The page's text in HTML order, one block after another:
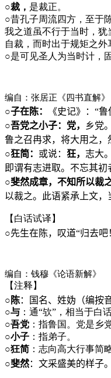
○裁， 是裁正。
○昔孔子周流四方，至于
我之道虽不行于当时，
自裁，而时出于规矩之
○是可见圣人为当时计，
编自：张居正《四书直解》
○子在陈：
《史记》：“
○吾党之小子：党， 乡党
鲁之召冉求，将大用之，
○狂简： 或说： 狂， 志大。
即谓有志进取。不忘其
○斐然成章，不知所以裁
以裁之。此语紧承上文
【白话试译】
○先生在陈，叹道“归去
编自：钱穆《论语新解》
【注释】
○ 陈：国名、姓妫（编按
○与 ：通“欤”，相当于白
○吾党 ：指鲁国。党是乡
○小子 ：指弟子。
○狂简 ：志向高大行事简略
○斐然：文采盛美的样子